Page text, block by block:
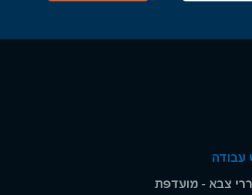
עבודה
צבא - מועדפת